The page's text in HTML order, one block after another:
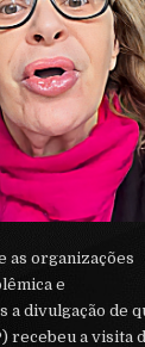
as organizações
e
a divulgação de
recebeu a visita